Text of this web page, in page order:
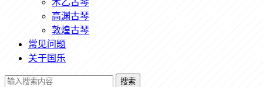
木乙古琴
高渊古琴
敦煌古琴
常见问题
关于国乐
搜索